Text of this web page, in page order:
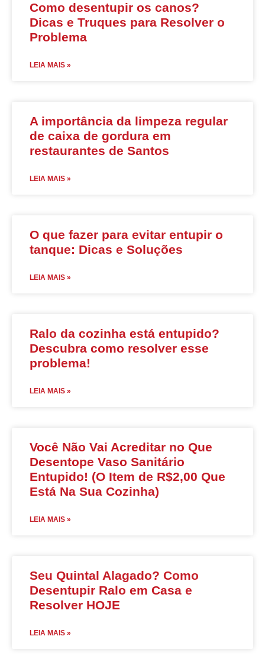
Como desentupir os canos?
Dicas e Truques para Resolver o
Problema
LEIA MAIS »
A importância da limpeza regular
de caixa de gordura em
restaurantes de Santos
LEIA MAIS »
O que fazer para evitar entupir o
tanque: Dicas e Soluções
LEIA MAIS »
Ralo da cozinha está entupido?
Descubra como resolver esse
problema!
LEIA MAIS »
Você Não Vai Acreditar no Que
Desentope Vaso Sanitário
Entupido! (O Item de R$2,00 Que
Está Na Sua Cozinha)
LEIA MAIS »
Seu Quintal Alagado? Como
Desentupir Ralo em Casa e
Resolver HOJE
LEIA MAIS »